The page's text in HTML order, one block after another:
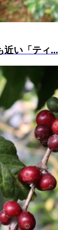
近い「ティ...